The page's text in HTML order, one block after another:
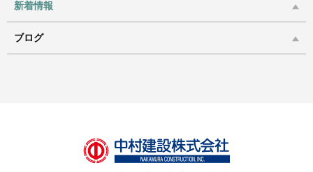
新着情報
ブログ